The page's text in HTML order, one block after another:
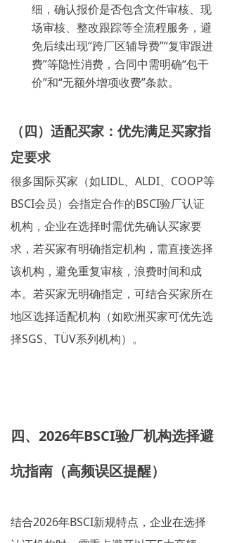
细，确认报价是否包含文件审核、现
场审核、整改跟踪等全流程服务，避
免后续出现“跨厂区辅导费”“复审跟进
费”等隐性消费，合同中需明确“包干
价”和“无额外增项收费”条款。
（四）适配买家：优先满足买家指
定要求
很多国际买家（如LIDL、ALDI、COOP等
BSCI会员）会指定合作的BSCI验厂认证
机构，企业在选择时需优先确认买家要
求，若买家有明确指定机构，需直接选择
该机构，避免重复审核，浪费时间和成
本。若买家无明确指定，可结合买家所在
地区选择适配机构（如欧洲买家可优先选
择SGS、TÜV系列机构）。
四、2026年BSCI验厂机构选择避
坑指南（高频误区提醒）
结合2026年BSCI新规特点，企业在选择